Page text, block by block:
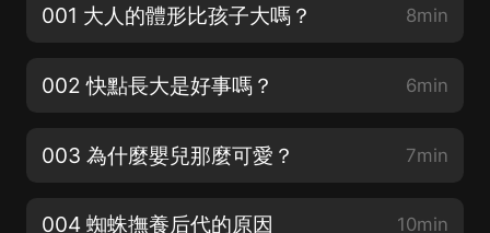
001 大人的體形比孩子大嗎？ 8min
002 快點長大是好事嗎？ 6min
003 為什麼嬰兒那麼可愛？ 7min
004 蜘蛛撫養后代的原因 10min